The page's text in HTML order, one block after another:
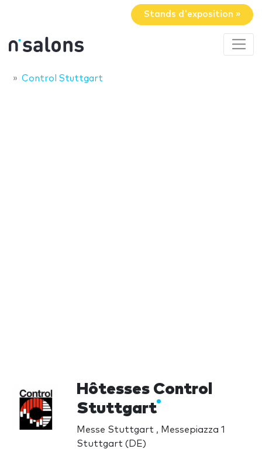
Stands d'exposition »
Control Stuttgart
Hôtesses Control
Stuttgart
Messe Stuttgart , Messepiazza 1
Stuttgart (DE)